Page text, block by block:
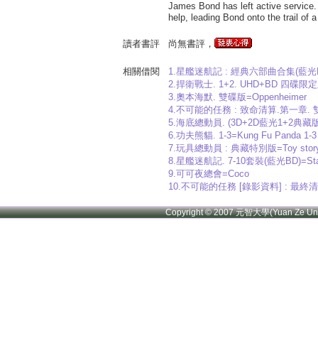
James Bond has left active
help, leading Bond onto the trail of
讀者書評 尚無書評，
相關借閱
1.星艦迷航記 : 經典六部曲合集(藍
2.捍衛戰士. 1+2. UHD+BD 四碟限
3.奧本海默. 雙碟版=Oppenheimer
4.不可能的任務 : 致命清算.第一章.
5.海底總動員. (3D+2D藍光1+2典藏
6.功夫熊貓. 1-3=Kung Fu Panda 1-
7.玩具總動員 : 典藏特別版=Toy
8.星艦迷航記. 7-10套裝(藍光
9.可可夜總會=Coco
10.不可能的任務 [錄影資料] : 最終
Copyright © 2007 元智大學(Yuan Ze